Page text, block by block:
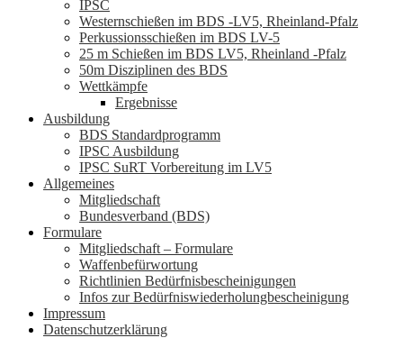
IPSC
Westernschießen im BDS -LV5, Rheinland-Pfalz
Perkussionsschießen im BDS LV-5
25 m Schießen im BDS LV5, Rheinland -Pfalz
50m Disziplinen des BDS
Wettkämpfe
Ergebnisse
Ausbildung
BDS Standardprogramm
IPSC Ausbildung
IPSC SuRT Vorbereitung im LV5
Allgemeines
Mitgliedschaft
Bundesverband (BDS)
Formulare
Mitgliedschaft – Formulare
Waffenbefürwortung
Richtlinien Bedürfnisbescheinigungen
Infos zur Bedürfniswiederholungbescheinigung
Impressum
Datenschutzerklärung